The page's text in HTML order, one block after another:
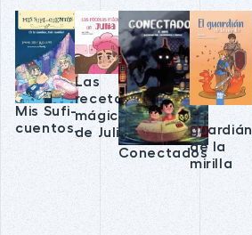
Mis Sufi-
cuentos.
Las
recetas
mágicas
de Julia
Conectados
El
guardián
de la
mirilla